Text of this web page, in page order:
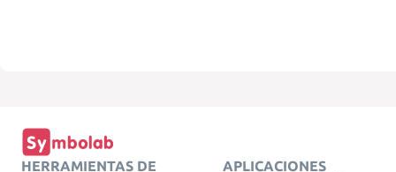
HERRAMIENTAS DE
APLICACIONES